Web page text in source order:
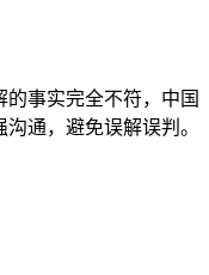
事实完全不符，中国
通，避免误解误判。